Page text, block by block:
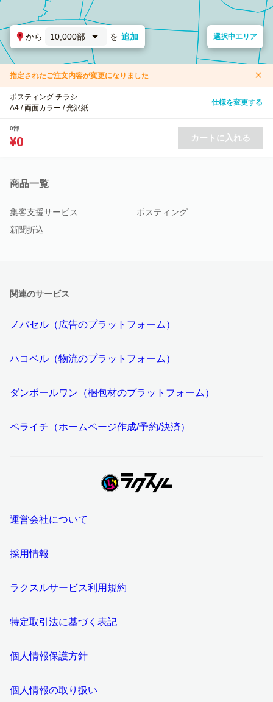
から 10,000部 を 追加 選択中エリア
指定されたご注文内容が変更になりました
ポスティング チラシ
A4 / 両面カラー / 光沢紙
仕様を変更する
0部
¥0 カートに入れる
商品一覧
集客支援サービス
ポスティング
新聞折込
関連のサービス
ノバセル（広告のプラットフォーム）
ハコベル（物流のプラットフォーム）
ダンボールワン（梱包材のプラットフォーム）
ペライチ（ホームページ作成/予約/決済）
運営会社について
採用情報
ラクスルサービス利用規約
特定取引法に基づく表記
個人情報保護方針
個人情報の取り扱い